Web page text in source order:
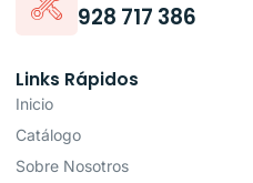
928 717 386
Links Rápidos
Inicio
Catálogo
Sobre Nosotros